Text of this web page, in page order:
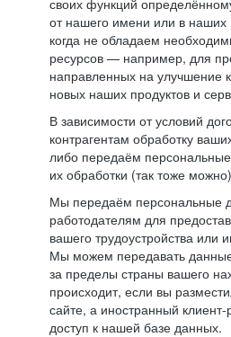
своих функций
от нашего имени или в наших
когда не обладаем
ресурсов — например, для
направленных на улучшение
новых наших продуктов и
В зависимости от условий
контрагентам обработку
либо передаём
их обработки (так тоже
Мы передаём персональные
работодателям для
вашего трудоустройства или
Мы можем передавать данные
за пределы страны вашего
происходит, если вы
сайте, а иностранный
доступ к нашей базе данных.